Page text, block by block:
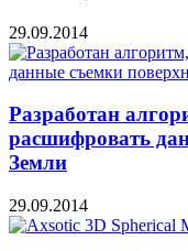
29.09.2014
Разработан
расшифровать
Земли
29.09.2014